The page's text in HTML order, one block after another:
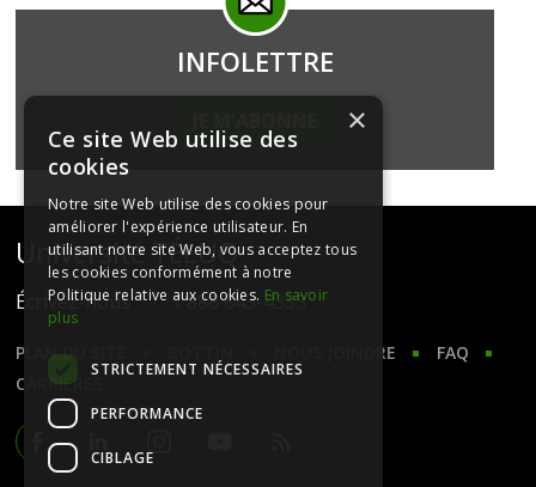
INFOLETTRE
Université TÉLUQ
Écrivez-nous 1 888 843-4333
PLAN DU SITE NOUS JOINDRE
FAQ
CARRIÈRES
×
Ce site Web utilise des
cookies
Notre site Web utilise des cookies pour
améliorer l'expérience utilisateur. En
utilisant notre site Web, vous acceptez tous
les cookies conformément à notre
Politique relative aux cookies. En savoir
plus
STRICTEMENT NÉCESSAIRES
PERFORMANCE
CIBLAGE